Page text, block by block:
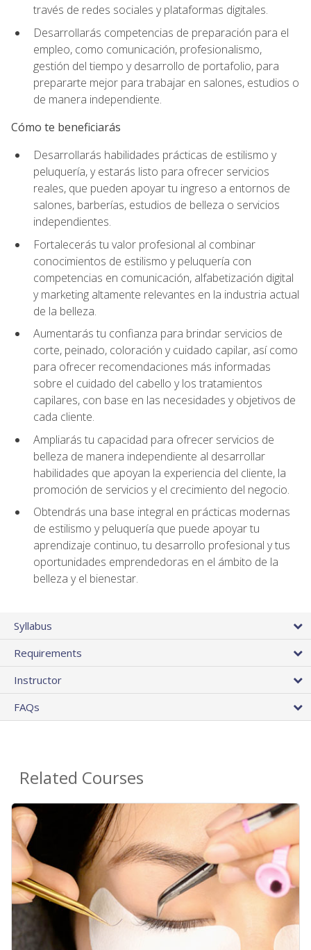
través de redes sociales y plataformas digitales.
Desarrollarás competencias de preparación para el
empleo, como comunicación, profesionalismo,
gestión del tiempo y desarrollo de portafolio, para
prepararte mejor para trabajar en salones, estudios o
de manera independiente.
Cómo te beneficiarás
Desarrollarás habilidades prácticas de estilismo y
peluquería, y estarás listo para ofrecer servicios
reales, que pueden apoyar tu ingreso a entornos de
salones, barberías, estudios de belleza o servicios
independientes.
Fortalecerás tu valor profesional al combinar
conocimientos de estilismo y peluquería con
competencias en comunicación, alfabetización digital
y marketing altamente relevantes en la industria actual
de la belleza.
Aumentarás tu confianza para brindar servicios de
corte, peinado, coloración y cuidado capilar, así como
para ofrecer recomendaciones más informadas
sobre el cuidado del cabello y los tratamientos
capilares, con base en las necesidades y objetivos de
cada cliente.
Ampliarás tu capacidad para ofrecer servicios de
belleza de manera independiente al desarrollar
habilidades que apoyan la experiencia del cliente, la
promoción de servicios y el crecimiento del negocio.
Obtendrás una base integral en prácticas modernas
de estilismo y peluquería que puede apoyar tu
aprendizaje continuo, tu desarrollo profesional y tus
oportunidades emprendedoras en el ámbito de la
belleza y el bienestar.
Syllabus
Requirements
Instructor
FAQs
Related Courses